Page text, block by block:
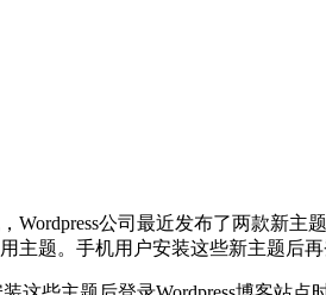
Wordpress公司最近发布了两款新主
主题。手机用户安装这些新主题后再